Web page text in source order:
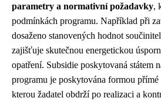
parametry a normativní požadavky,
podmínkách programu. Například při
dosaženo stanovených hodnot
zajišťuje skutečnou energetickou
opatření. Subsidie poskytovaná státem
programu je poskytována formou
kterou žadatel obdrží po realizaci a